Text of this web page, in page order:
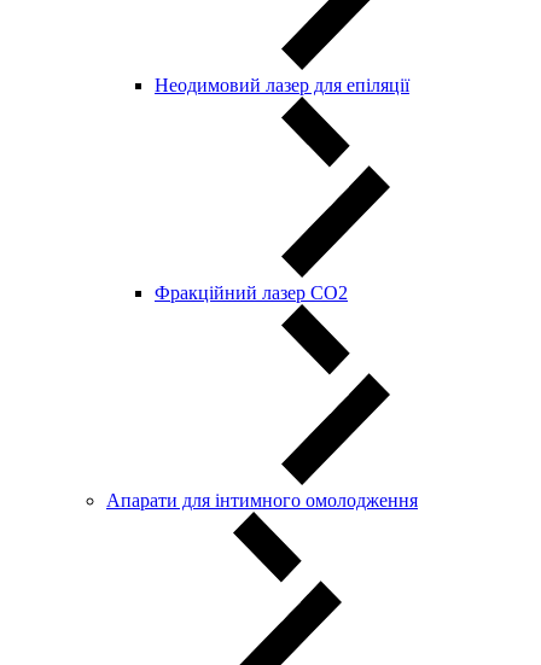
Неодимовий лазер для епіляції
Фракційний лазер СО2
Апарати для інтимного омолодження